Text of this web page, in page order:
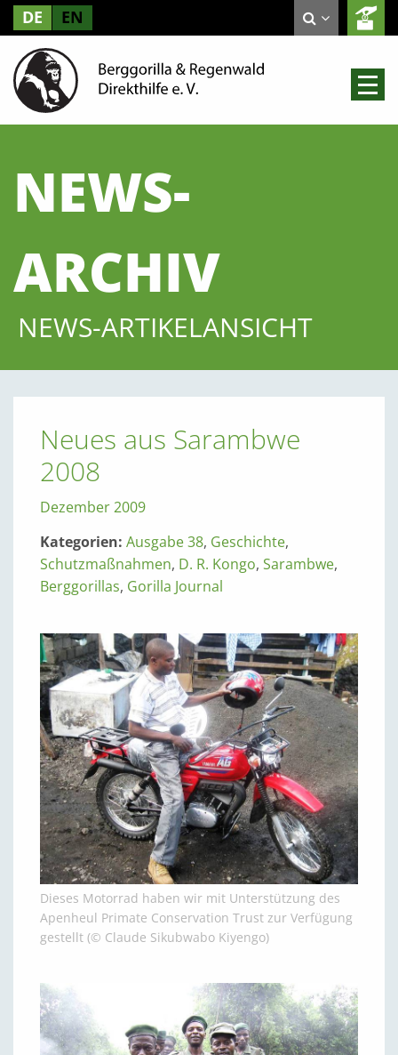
DE EN
NEWS-
ARCHIV
NEWS-ARTIKELANSICHT
Neues aus Sarambwe
2008
Dezember 2009
Kategorien: Ausgabe 38, Geschichte,
Schutzmaßnahmen, D. R. Kongo, Sarambwe,
Berggorillas, Gorilla Journal
Dieses Motorrad haben wir mit Unterstützung des
Apenheul Primate Conservation Trust zur Verfügung
gestellt (© Claude Sikubwabo Kiyengo)